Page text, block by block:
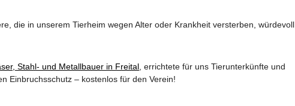
die in unserem Tierheim wegen Alter oder Krankheit versterben, würdevoll
Stahl- und Metallbauer in Freital , errichtete für uns Tierunterkünfte und
Einbruchsschutz – kostenlos für den Verein!